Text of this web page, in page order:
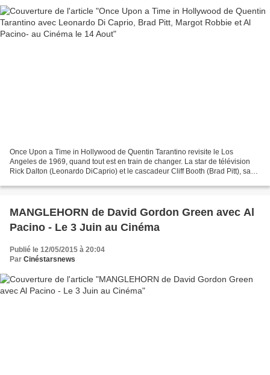
Once Upon a Time in Hollywood de Quentin Tarantino revisite le Los
Angeles de 1969, quand tout est en train de changer. La star de télévision
Rick Dalton (Leonardo DiCaprio) et le cascadeur Cliff Booth (Brad Pitt), sa
MANGLEHORN de David Gordon Green avec Al
Pacino - Le 3 Juin au Cinéma
Publié le 12/05/2015 à 20:04
Par Cinéstarsnews